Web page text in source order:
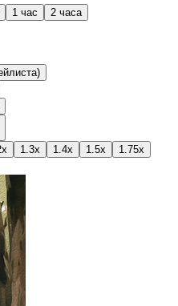
1 час
2 часа
1.3x 1.4x 1.5x
1.75x